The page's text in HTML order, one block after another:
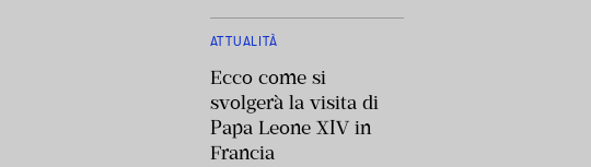
ATTUALITÀ
Ecco come si
svolgerà la visita di
Papa Leone XIV in
Francia